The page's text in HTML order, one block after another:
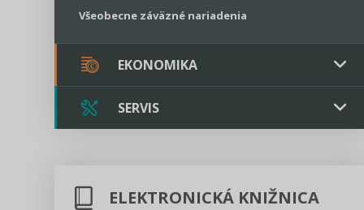
Všeobecne záväzné nariadenia
EKONOMIKA
Verejné obstarávanie
Majetok
Sociálne podniky
SERVIS
KontaktELEKTRONICKÁ KNIŽNICA